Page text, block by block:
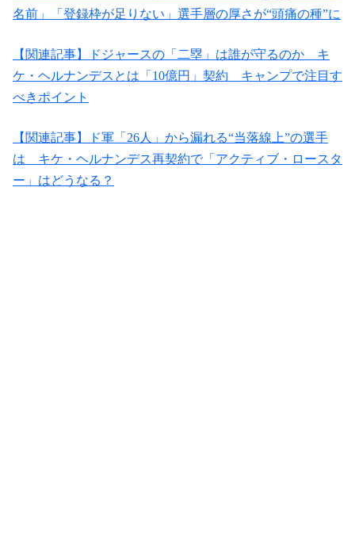
名前」「登録枠が足りない」選手層の厚さが“頭痛の種”に
【関連記事】ドジャースの「二塁」は誰が守るのか キ
ケ・ヘルナンデスとは「10億円」契約 キャンプで注目す
べきポイント
【関連記事】ド軍「26人」から漏れる“当落線上”の選手
は キケ・ヘルナンデス再契約で「アクティブ・ロースタ
ー」はどうなる？